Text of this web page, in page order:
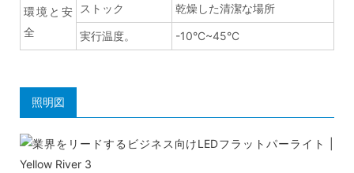
環境と安
全
ストック 乾燥した清潔な場所
実行温度。 -10°C~45°C
照明図